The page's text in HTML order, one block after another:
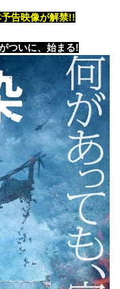
告映像が解禁!!
ついに、始まる!